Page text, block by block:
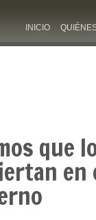
INICIO
que